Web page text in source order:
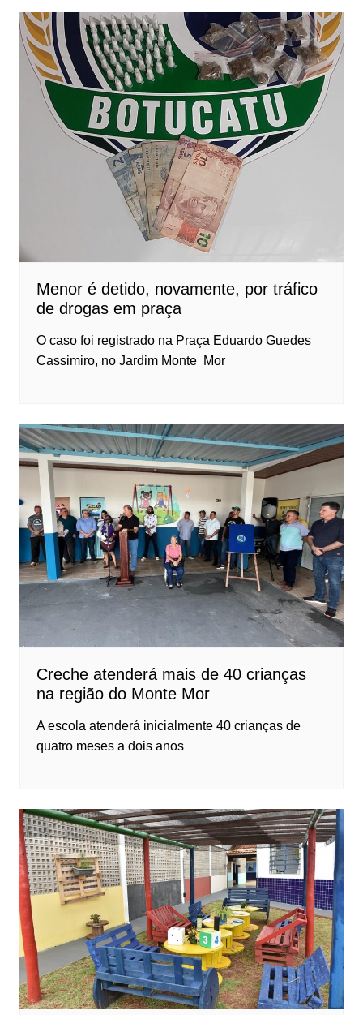
Menor é detido, novamente, por tráfico
de drogas em praça
O caso foi registrado na Praça Eduardo Guedes
Cassimiro, no Jardim Monte Mor
Creche atenderá mais de 40 crianças
na região do Monte Mor
A escola atenderá inicialmente 40 crianças de
quatro meses a dois anos